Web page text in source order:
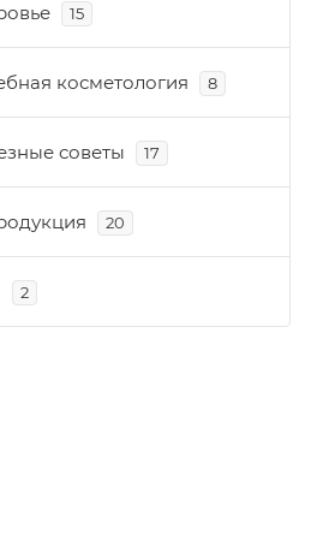
15
косметология 8
советы 17
20
2